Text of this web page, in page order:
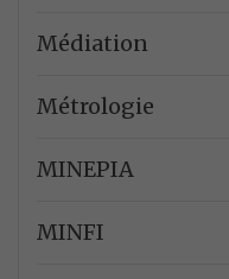
Médiation
Métrologie
MINEPIA
MINFI